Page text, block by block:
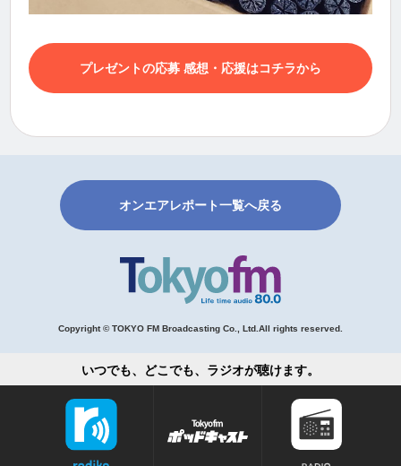
プレゼントの応募 感想・応援はコチラから
オンエアレポート一覧へ戻る
Copyright © TOKYO FM Broadcasting Co., Ltd.All rights reserved.
いつでも、どこでも、ラジオが聴けます。